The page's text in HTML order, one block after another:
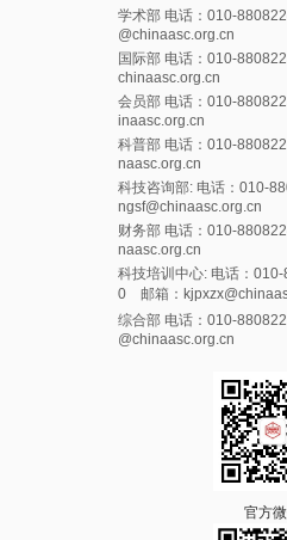
学术部 电话：010-
@chinaasc.org.cn
国际部 电话：010-
chinaasc.org.cn
会员部 电话：010-
inaasc.org.cn
科普部 电话：010-
naasc.org.cn
科技咨询部: 电话：010-
ngsf@chinaasc.org.cn
财务部 电话：010-
naasc.org.cn
科技培训中心: 电话：
0 邮箱：
综合部 电话：010-
@chinaasc.org.cn
官方